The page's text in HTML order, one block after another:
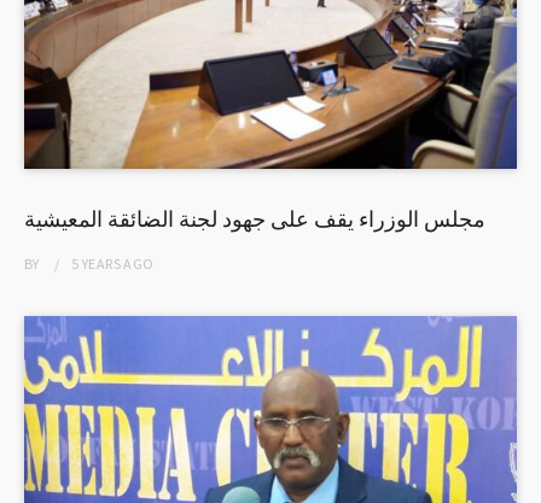
مجلس الوزراء يقف على جهود لجنة الضائقة المعيشية
BY 5 YEARSAGO